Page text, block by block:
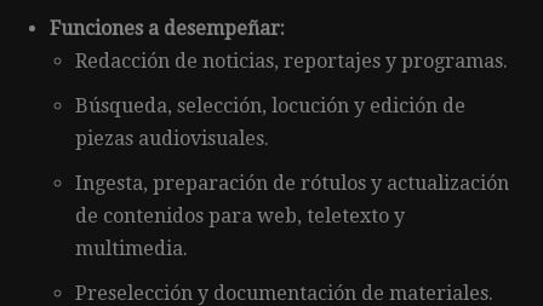
Funciones a desempeñar:
Redacción de noticias, reportajes y programas.
Búsqueda, selección, locución y edición de
piezas audiovisuales.
Ingesta, preparación de rótulos y actualización
de contenidos para web, teletexto y
multimedia.
Preselección y documentación de materiales.